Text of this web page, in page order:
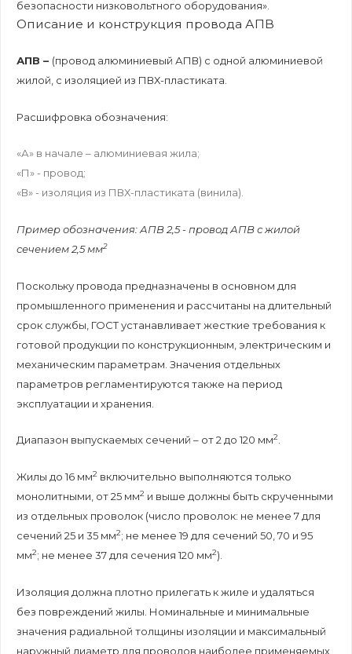
безопасности низковольтного оборудования».
Описание и конструкция провода АПВ
АПВ – (провод алюминиевый АПВ) с одной алюминиевой
жилой, с изоляцией из ПВХ-пластиката
Расшифровка обозначения:
«А» в начале – алюминиевая жила;
«П» - провод;
«В» - изоляция из ПВХ-пластиката (винила).
Пример обозначения: АПВ 2,5 - провод АПВ с жилой
сечением 2,5 мм2
Поскольку провода предназначены в основном для
промышленного применения и рассчитаны на длительный
срок службы, ГОСТ устанавливает жесткие требования к
готовой продукции по конструкционным, электрическим и
механическим параметрам. Значения отдельных
параметров регламентируются также на период
эксплуатации и хранения.
Диапазон выпускаемых сечений – от 2 до 120 мм2.
Жилы до 16 мм2 включительно выполняются только
монолитными, от 25 мм2 и выше должны быть скрученными
из отдельных проволок (число проволок: не менее 7 для
сечений 25 и 35 мм2; не менее 19 для сечений 50, 70 и 95
мм2; не менее 37 для сечения 120 мм2).
Изоляция должна плотно прилегать к жиле и удаляться
без повреждений жилы. Номинальные и минимальные
значения радиальной толщины изоляции и максимальный
наружный диаметр для проводов наиболее применяемых